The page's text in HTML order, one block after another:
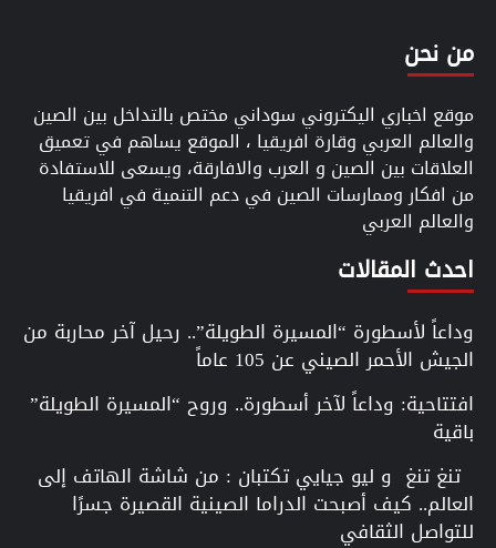
من نحن
موقع اخباري اليكتروني سوداني مختص بالتداخل بين الصين
والعالم العربي وقارة افريقيا ، الموقع يساهم في تعميق
العلاقات بين الصين و العرب والافارقة، ويسعى للاستفادة
من افكار وممارسات الصين في دعم التنمية في افريقيا
والعالم العربي
احدث المقالات
وداعاً لأسطورة “المسيرة الطويلة”.. رحيل آخر محاربة من
الجيش الأحمر الصيني عن 105 عاماً
افتتاحية: وداعاً لآخر أسطورة.. وروح “المسيرة الطويلة”
باقية
تنغ تنغ و ليو جيايي تكتبان : من شاشة الهاتف إلى
العالم.. كيف أصبحت الدراما الصينية القصيرة جسرًا
للتواصل الثقافي